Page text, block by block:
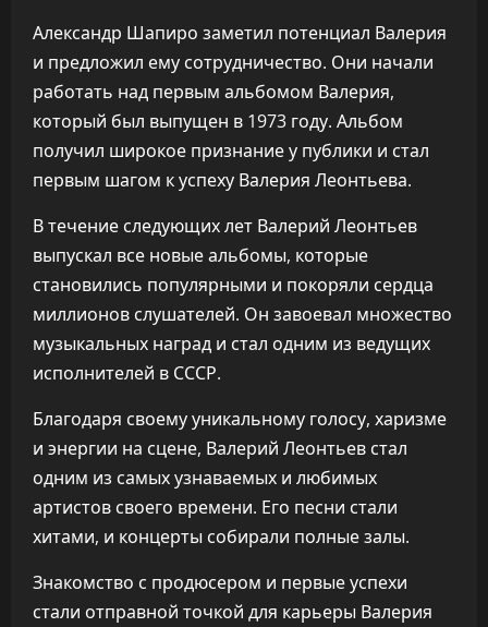
Александр Шапиро заметил потенциал Валерия
и предложил ему сотрудничество. Они начали
работать над первым альбомом Валерия,
который был выпущен в 1973 году. Альбом
получил широкое признание у публики и стал
первым шагом к успеху Валерия Леонтьева.
В течение следующих лет Валерий Леонтьев
выпускал все новые альбомы, которые
становились популярными и покоряли сердца
миллионов слушателей. Он завоевал множество
музыкальных наград и стал одним из ведущих
исполнителей в СССР.
Благодаря своему уникальному голосу, харизме
и энергии на сцене, Валерий Леонтьев стал
одним из самых узнаваемых и любимых
артистов своего времени. Его песни стали
хитами, и концерты собирали полные залы.
Знакомство с продюсером и первые успехи
стали отправной точкой для карьеры Валерия